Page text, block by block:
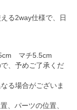
る2way仕様で、日
マチ5.5cm
、予めご了承くだ
る場合がございま
、パーツの位置、